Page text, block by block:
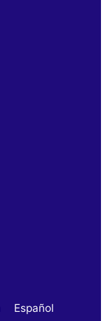
Español